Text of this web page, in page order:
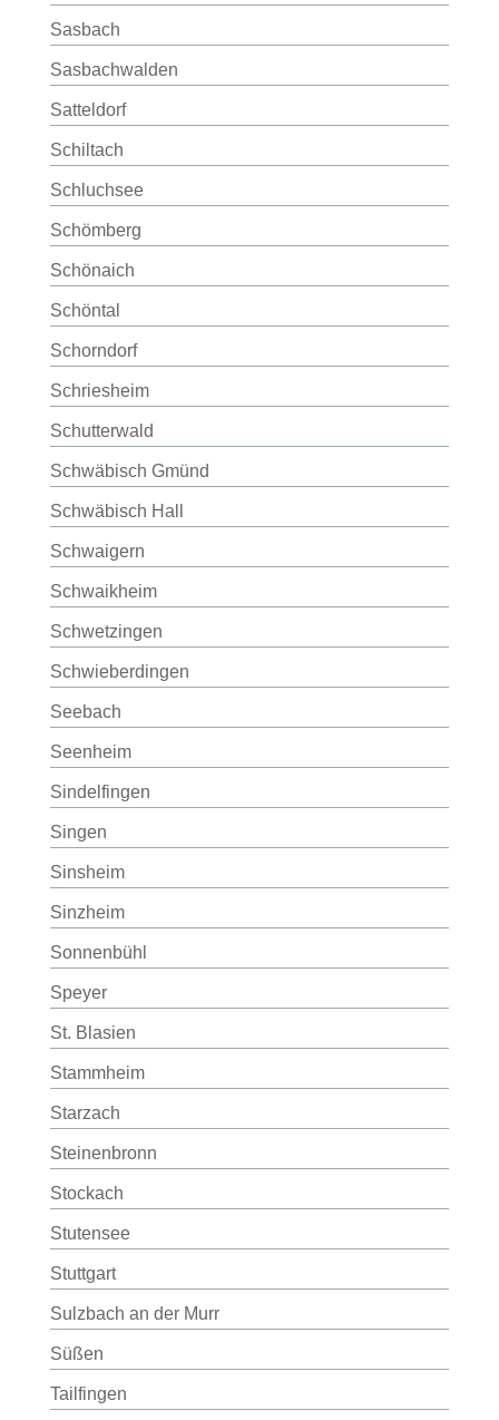
Sasbach
Sasbachwalden
Satteldorf
Schiltach
Schluchsee
Schömberg
Schönaich
Schöntal
Schorndorf
Schriesheim
Schutterwald
Schwäbisch Gmünd
Schwäbisch Hall
Schwaigern
Schwaikheim
Schwetzingen
Schwieberdingen
Seebach
Seenheim
Sindelfingen
Singen
Sinsheim
Sinzheim
Sonnenbühl
Speyer
St. Blasien
Stammheim
Starzach
Steinenbronn
Stockach
Stutensee
Stuttgart
Sulzbach an der Murr
Süßen
Tailfingen